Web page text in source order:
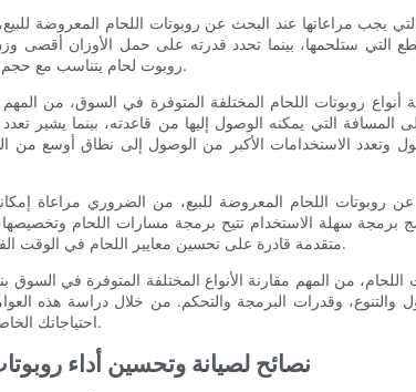
يجب مراعاتها عند البحث عن روبوتات اللحام المعروضة
التي ستلحمها، بينما تحدد قدرته على حمل الأوزان أقصى
روبوت لحام يتناسب مع حجم ووزن القطع لضمان الأداء الأمثل والكفاءة العالية.
أنواع روبوتات اللحام المختلفة المتوفرة في السوق، من
التي يمكنه الوصول إليها من قاعدته، بينما يشير
وتعدد الاستخدامات الأكبر من الوصول إلى نطاق أوسع من
روبوتات اللحام المعروضة للبيع، من الضروري مراعاة
برمجة سهلة الاستخدام تتيح برمجة مسارات اللحام
متقدمة قادرة على تحسين معايير اللحام في الوقت الفعلي، مما يؤدي إلى تحسين جودة اللحام واتساقه.
اللحام، من المهم مقارنة الأنواع المختلفة المتوفرة في
والتنوع، وقدرات البرمجة والتحكم. من خلال دراسة هذه
احتياجاتك الخاصة، وبالتالي تحسين كفاءة وإنتاجية عمليات اللحام.
- نصائح لصيانة وتحسين أداء